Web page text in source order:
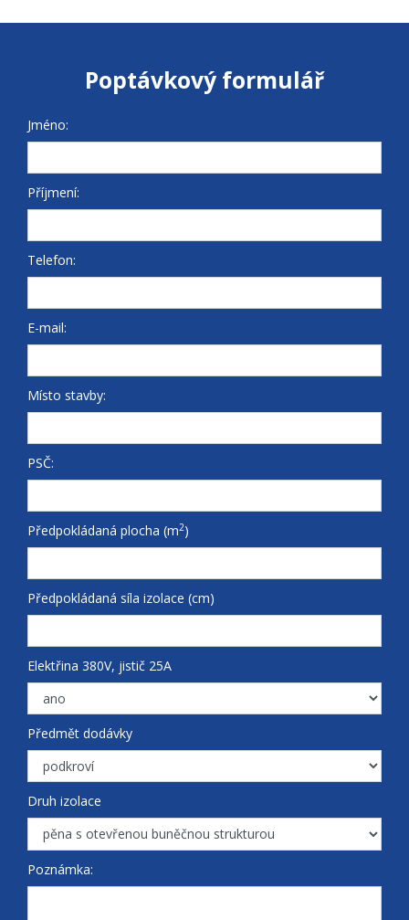
Poptávkový formulář
Jméno:
Příjmení:
Telefon:
E-mail:
Místo stavby:
PSČ:
Předpokládaná plocha (m2)
Předpokládaná síla izolace (cm)
Elektřina 380V, jistič 25A
Předmět dodávky
Druh izolace
Poznámka: